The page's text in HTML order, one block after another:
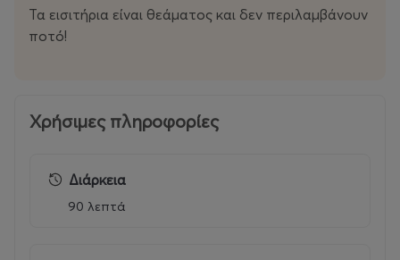
Ώρα προσεύλευσης:20:30
Ώρα έναρξης:
Τα εισιτήρια είναι θεάματος και δεν περιλαμβάνουν
ποτό!
Χρήσιμες πληροφορίες
Διάρκεια
90 λεπτά